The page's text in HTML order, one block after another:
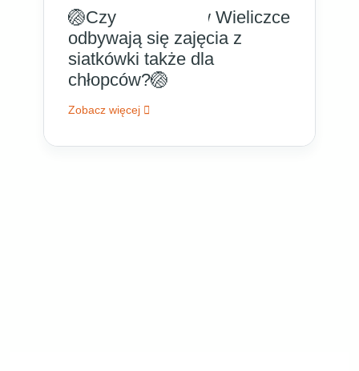
🏐Czy wiesz, że w Wieliczce
odbywają się zajęcia z
siatkówki także dla
chłopców?🏐
Zobacz więcej